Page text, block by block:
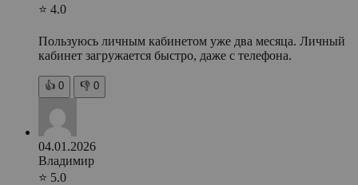
⭐ 4.0
Пользуюсь личным кабинетом уже два месяца. Личный
кабинет загружается быстро, даже с телефона.
👍 0 👎 0
04.01.2026
Владимир
⭐ 5.0